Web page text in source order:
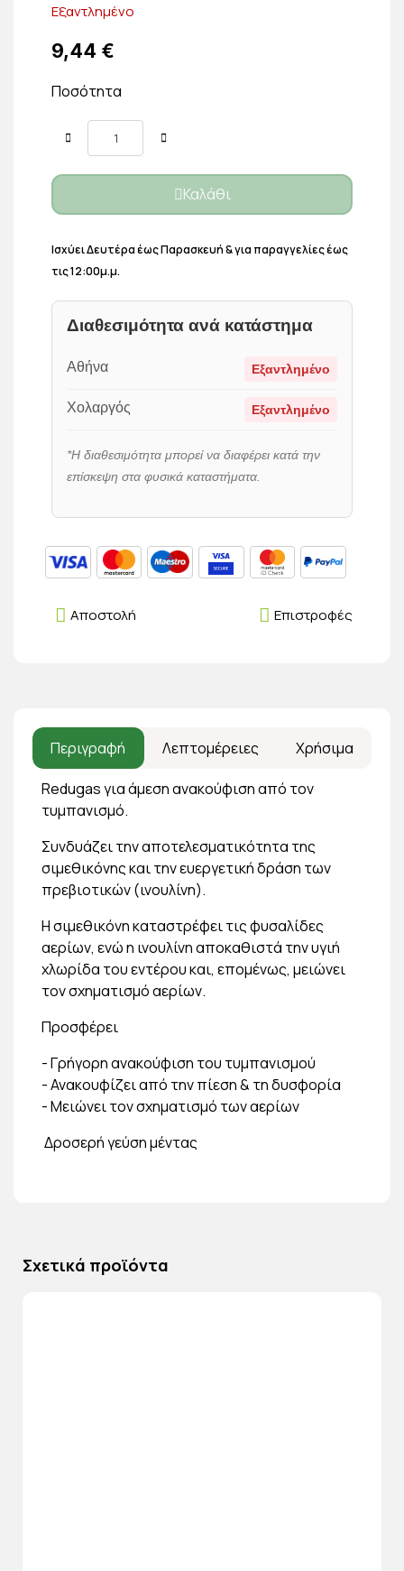
Εξαντλημένο
9,44 €
Ποσότητα
Καλάθι
Ισχύει Δευτέρα έως Παρασκευή & για παραγγελίες έως
τις 12:00μ.μ.
Διαθεσιμότητα ανά κατάστημα
Αθήνα Εξαντλημένο
Χολαργός Εξαντλημένο
*Η διαθεσιμότητα μπορεί να διαφέρει κατά την
επίσκεψη στα φυσικά καταστήματα.
Επιστροφές
Αποστολή
Περιγραφή Λεπτομέρειες Χρήσιμα
Redugas για άμεση ανακούφιση από τον
τυμπανισμό.
Συνδυάζει την αποτελεσματικότητα της
σιμεθικόνης και την ευεργετική δράση των
πρεβιοτικών (ινουλίνη).
Η σιμεθικόνη καταστρέφει τις φυσαλίδες
αερίων, ενώ η ινουλίνη αποκαθιστά την υγιή
χλωρίδα του εντέρου και, επομένως, μειώνει
τον σχηματισμό αερίων.
Προσφέρει
- Γρήγορη ανακούφιση του τυμπανισμού
- Ανακουφίζει από την πίεση & τη δυσφορία
- Μειώνει τον σχηματισμό των αερίων
Δροσερή γεύση μέντας
Σχετικά προϊόντα